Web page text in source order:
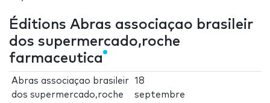
Éditions Abras associaçao brasileir
dos supermercado,roche
farmaceutica
Abras associaçao brasileir
dos supermercado,roche
18
septembre